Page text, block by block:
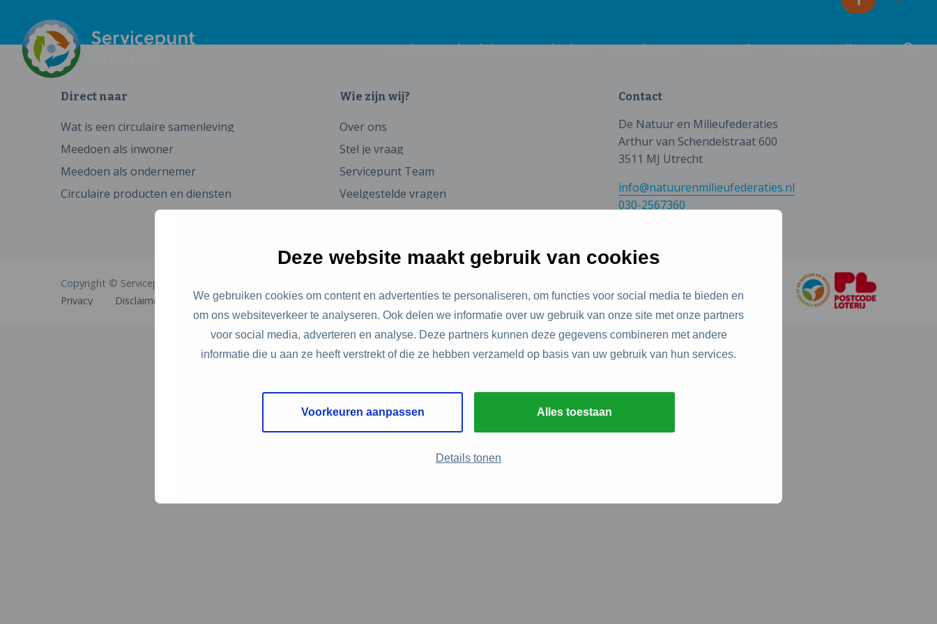
Deze website maakt gebruik van cookies
We gebruiken cookies om content en advertenties te personaliseren, om functies voor social media te bieden en
om ons websiteverkeer te analyseren. Ook delen we informatie over uw gebruik van onze site met onze partners
voor social media, adverteren en analyse. Deze partners kunnen deze gegevens combineren met andere
informatie die u aan ze heeft verstrekt of die ze hebben verzameld op basis van uw gebruik van hun services.
Voorkeuren aanpassen Alles toestaan
Details tonen
Wat is een circulaire samenleving Meedoen Actueel Vraag stellen
Direct naar
Wat is een circulaire samenleving
Meedoen als inwoner
Meedoen als ondernemer
Circulaire producten en diensten
Wie zijn wij?
Over ons
Stel je vraag
Servicepunt Team
Veelgestelde vragen
Contact
De Natuur en Milieufederaties
Arthur van Schendelstraat 600
3511 MJ Utrecht
info@natuurenmilieufederaties.nl
030-2567360
Copyright © Servicepunt Circulair
Privacy
Disclaimer Cookies Toegankelijkheid